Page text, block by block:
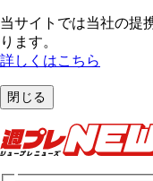
当サイトでは当社の提
ります。
詳しくはこちら
閉じる